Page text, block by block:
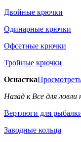
Двойные крючки
Одинарные крючки
Офсетные крючки
Тройные крючки
ОснасткаПросмотреть
Назад к Все для ловли
Вертлюги для
Заводные кольца